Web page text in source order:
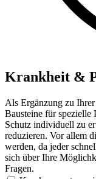
Krankheit &
Als Ergänzung zu
Bausteine für spezielle
Schutz individuell zu
reduzieren. Vor allem
werden, da jeder
sich über Ihre
Fragen.